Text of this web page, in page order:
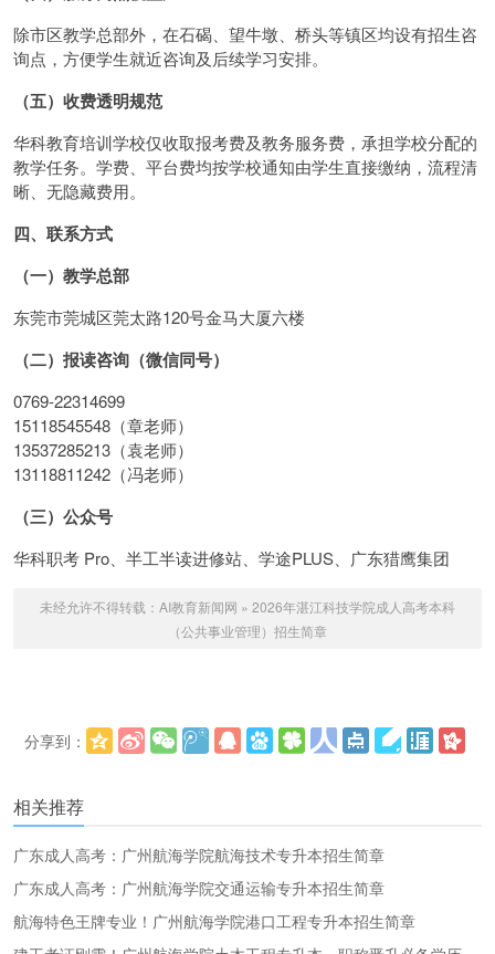
除市区教学总部外，在石碣、望牛墩、桥头等镇区均设有招生咨
询点，方便学生就近咨询及后续学习安排。
（五）收费透明规范
华科教育培训学校仅收取报考费及教务服务费，承担学校分配的
教学任务。学费、平台费均按学校通知由学生直接缴纳，流程清
晰、无隐藏费用。
四、联系方式
（一）教学总部
东莞市莞城区莞太路120号金马大厦六楼
（二）报读咨询（微信同号）
0769-22314699
15118545548（章老师）
13537285213（袁老师）
13118811242（冯老师）
（三）公众号
华科职考 Pro、半工半读进修站、学途PLUS、广东猎鹰集团
未经允许不得转载： AI教育新闻网 » 2026年湛江科技学院成人高考本科
（公共事业管理）招生简章
分享到：
相关推荐
广东成人高考：广州航海学院航海技术专升本招生简章
广东成人高考：广州航海学院交通运输专升本招生简章
航海特色王牌专业！广州航海学院港口工程专升本招生简章